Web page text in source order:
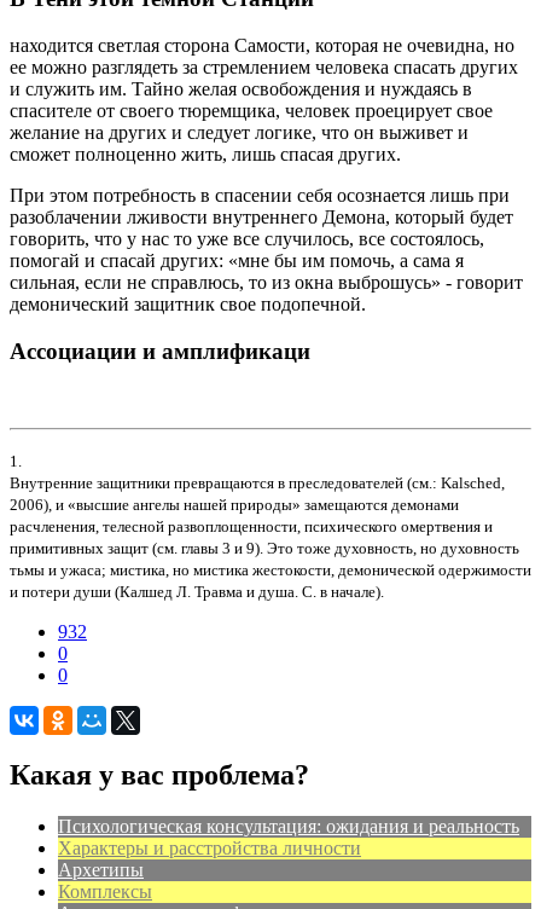
находится светлая сторона Самости, которая не очевидна, но
ее можно разглядеть за стремлением человека спасать других
и служить им. Тайно желая освобождения и нуждаясь в
спасителе от своего тюремщика, человек проецирует свое
желание на других и следует логике, что он выживет и
сможет полноценно жить, лишь спасая других.
При этом потребность в спасении себя осознается лишь при
разоблачении лживости внутреннего Демона, который будет
говорить, что у нас то уже все случилось, все состоялось,
помогай и спасай других: «мне бы им помочь, а сама я
сильная, если не справлюсь, то из окна выброшусь» - говорит
демонический защитник свое подопечной.
Ассоциации и амплификаци
1.
Внутренние защитники превращаются в преследователей (см.: Kalsched,
2006), и «высшие ангелы нашей природы» замещаются демонами
расчленения, телесной развоплощенности, психического омертвения и
примитивных защит (см. главы 3 и 9). Это тоже духовность, но духовность
тьмы и ужаса; мистика, но мистика жестокости, демонической одержимости
и потери души (Калшед Л. Травма и душа. С. в начале).
932
0
0
Какая у вас проблема?
Психологическая консультация: ожидания и реальность
Характеры и расстройства личности
Архетипы
Комплексы